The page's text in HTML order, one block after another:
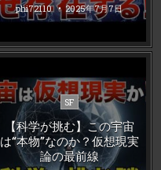
phi72110 2025年7月7日
Posted
in
SF
【科学が挑む】この宇宙
は“本物”なのか？仮想現実
論の最前線